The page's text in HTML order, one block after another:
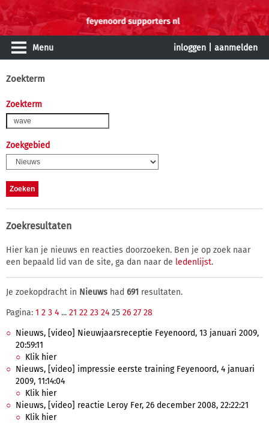
Menu inloggen aanmelden
Zoekterm
Zoekterm
Zoekgebied
Zoekresultaten
Hier kan je nieuws en reacties doorzoeken. Ben je op zoek naar
een bepaald lid van de site, ga dan naar de ledenlijst.
Je zoekopdracht in Nieuws had 691 resultaten.
Pagina: 1 2 3 4 ... 21 22 23 24 25 26 27 28
Nieuws, [video] Nieuwjaarsreceptie Feyenoord, 13 januari 2009,
20:59:11
Klik hier
Nieuws, [video] impressie eerste training Feyenoord, 4 januari
2009, 11:14:04
Klik hier
Nieuws, [video] reactie Leroy Fer, 26 december 2008, 22:22:21
Klik hier